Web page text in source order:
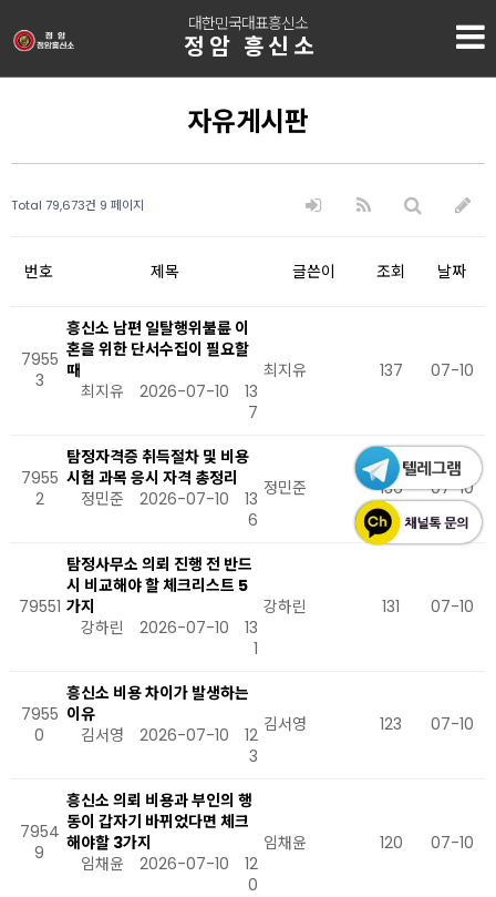
대한민국대표흥신소
정암 흥신소
자유게시판
Total 79,673건 9 페이지
번호 제목 글쓴이 조회 날짜
7955
3
흥신소 남편 일탈행위불륜 이
혼을 위한 단서수집이 필요할
때
최지유
2026-07-10
13
7
최지유 137 07-10
7955
2
탐정자격증 취득절차 및 비용
시험 과목 응시 자격 총정리
정민준
2026-07-10
13
6
정민준 136 07-10
79551
탐정사무소 의뢰 진행 전 반드
시 비교해야 할 체크리스트 5
가지
강하린
2026-07-10
13
1
강하린 131 07-10
7955
0
흥신소 비용 차이가 발생하는
이유
김서영
2026-07-10
12
3
김서영 123 07-10
7954
9
흥신소 의뢰 비용과 부인의 행
동이 갑자기 바뀌었다면 체크
해야할 3가지
임채윤
2026-07-10
12
0
임채윤 120 07-10